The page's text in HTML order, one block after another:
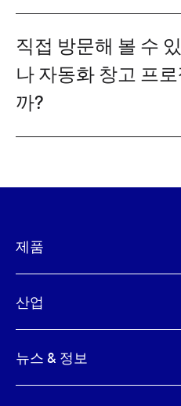
직접 방문해 볼 수
나 자동화 창고 프
까?
제품
산업
뉴스 & 정보